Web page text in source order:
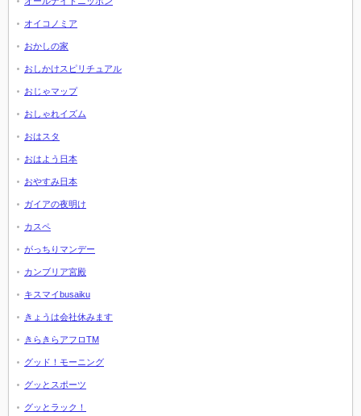
オイコノミア
おかしの家
おしかけスピリチュアル
おじゃマップ
おしゃれイズム
おはスタ
おはよう日本
おやすみ日本
ガイアの夜明け
カスペ
がっちりマンデー
カンブリア宮殿
キスマイbusaiku
きょうは会社休みます
きらきらアフロTM
グッド！モーニング
グッとスポーツ
グッとラック！